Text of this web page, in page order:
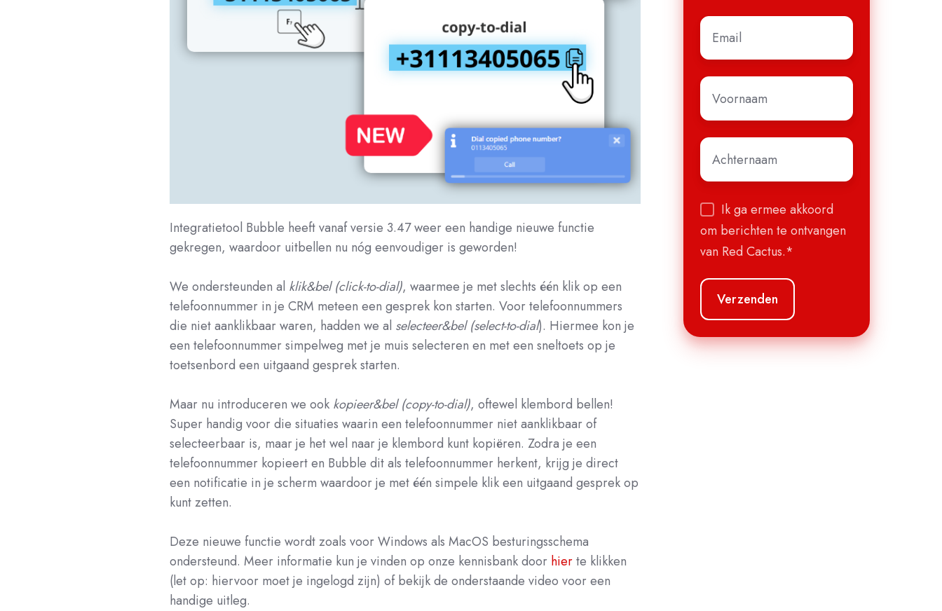
Integratietool Bubble heeft vanaf versie 3.47 weer een handige nieuwe functie
gekregen, waardoor uitbellen nu nóg eenvoudiger is geworden!
We ondersteunden al klik&bel (click-to-dial), waarmee je met slechts één klik op een
telefoonnummer in je CRM meteen een gesprek kon starten. Voor telefoonnummers
die niet aanklikbaar waren, hadden we al selecteer&bel (select-to-dial). Hiermee kon je
een telefoonnummer simpelweg met je muis selecteren en met een sneltoets op je
toetsenbord een uitgaand gesprek starten.
Maar nu introduceren we ook kopieer&bel (copy-to-dial), oftewel klembord bellen!
Super handig voor die situaties waarin een telefoonnummer niet aanklikbaar of
selecteerbaar is, maar je het wel naar je klembord kunt kopiëren. Zodra je een
telefoonnummer kopieert en Bubble dit als telefoonnummer herkent, krijg je direct
een notificatie in je scherm waardoor je met één simpele klik een uitgaand gesprek op
kunt zetten.
Deze nieuwe functie wordt zoals voor Windows als MacOS besturingsschema
ondersteund. Meer informatie kun je vinden op onze kennisbank door hierte klikken
(let op: hiervoor moet je ingelogd zijn) of bekijk de onderstaande video voor een
handige uitleg.
E-
mail*
Voornaam
Achternaam
Ik ga ermee akkoord
om berichten te ontvangen
van Red Cactus.*